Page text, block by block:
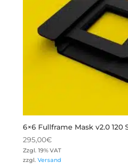
6×6 Fullframe Mask v2.0 120
295,00€
Zzgl. 19% VAT
zzgl. Versand